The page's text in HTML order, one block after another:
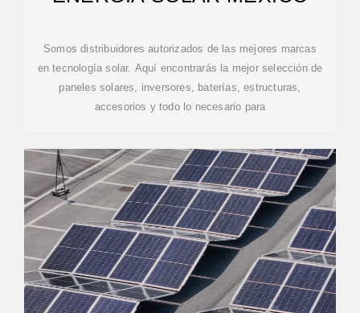
Somos distribuidores autorizados de las mejores marcas
en tecnología solar. Aquí encontrarás la mejor selección de
paneles solares, inversores, baterías, estructuras,
accesorios y todo lo necesario para